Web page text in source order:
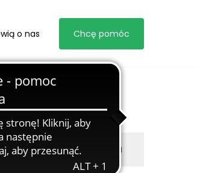
o nas Chcę pomóc
Zgłoś marzyciela